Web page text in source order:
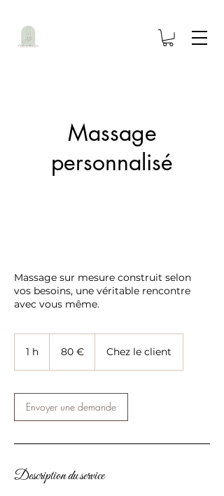
Massage
personnalisé
Massage sur mesure construit selon
vos besoins, une véritable rencontre
avec vous même.
1 h 80 € Chez le client
Envoyer une demande
Description du service